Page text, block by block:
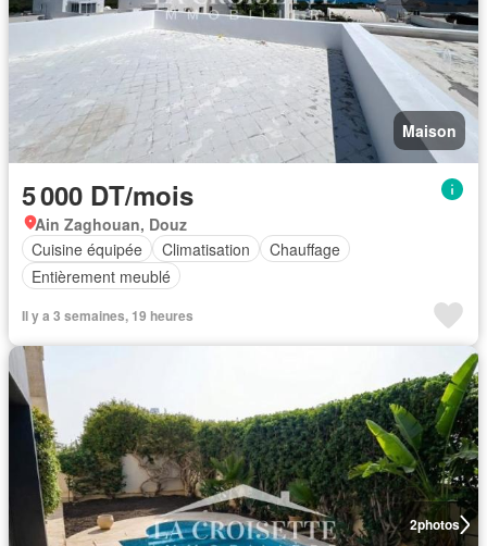
Maison
5 000 DT/mois
Ain Zaghouan, Douz
Cuisine équipée
Climatisation
Chauffage
Entièrement meublé
Il y a 3 semaines, 19 heures
2photos